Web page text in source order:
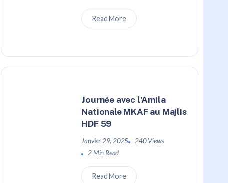
Read More
Journée avec l’Amila
Nationale MKAF au Majlis
HDF 59
Janvier 29, 2025
240 Views
2 Min Read
Read More